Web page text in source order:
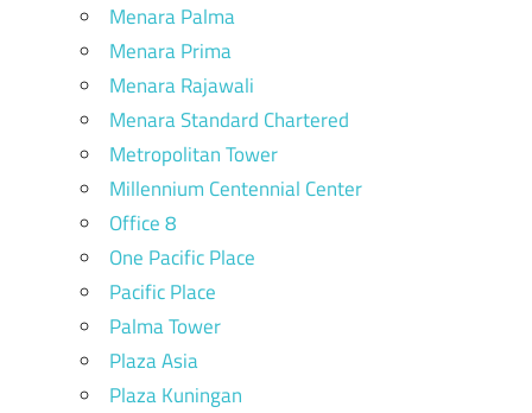
Menara Palma
Menara Prima
Menara Rajawali
Menara Standard Chartered
Metropolitan Tower
Millennium Centennial Center
Office 8
One Pacific Place
Pacific Place
Palma Tower
Plaza Asia
Plaza Kuningan